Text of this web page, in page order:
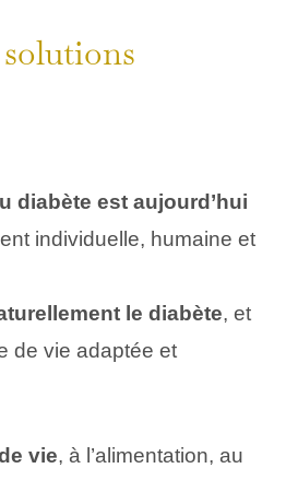
diabète est aujourd’hui
individuelle, humaine et
le diabète, et
de vie adaptée et
vie, à l’alimentation, au